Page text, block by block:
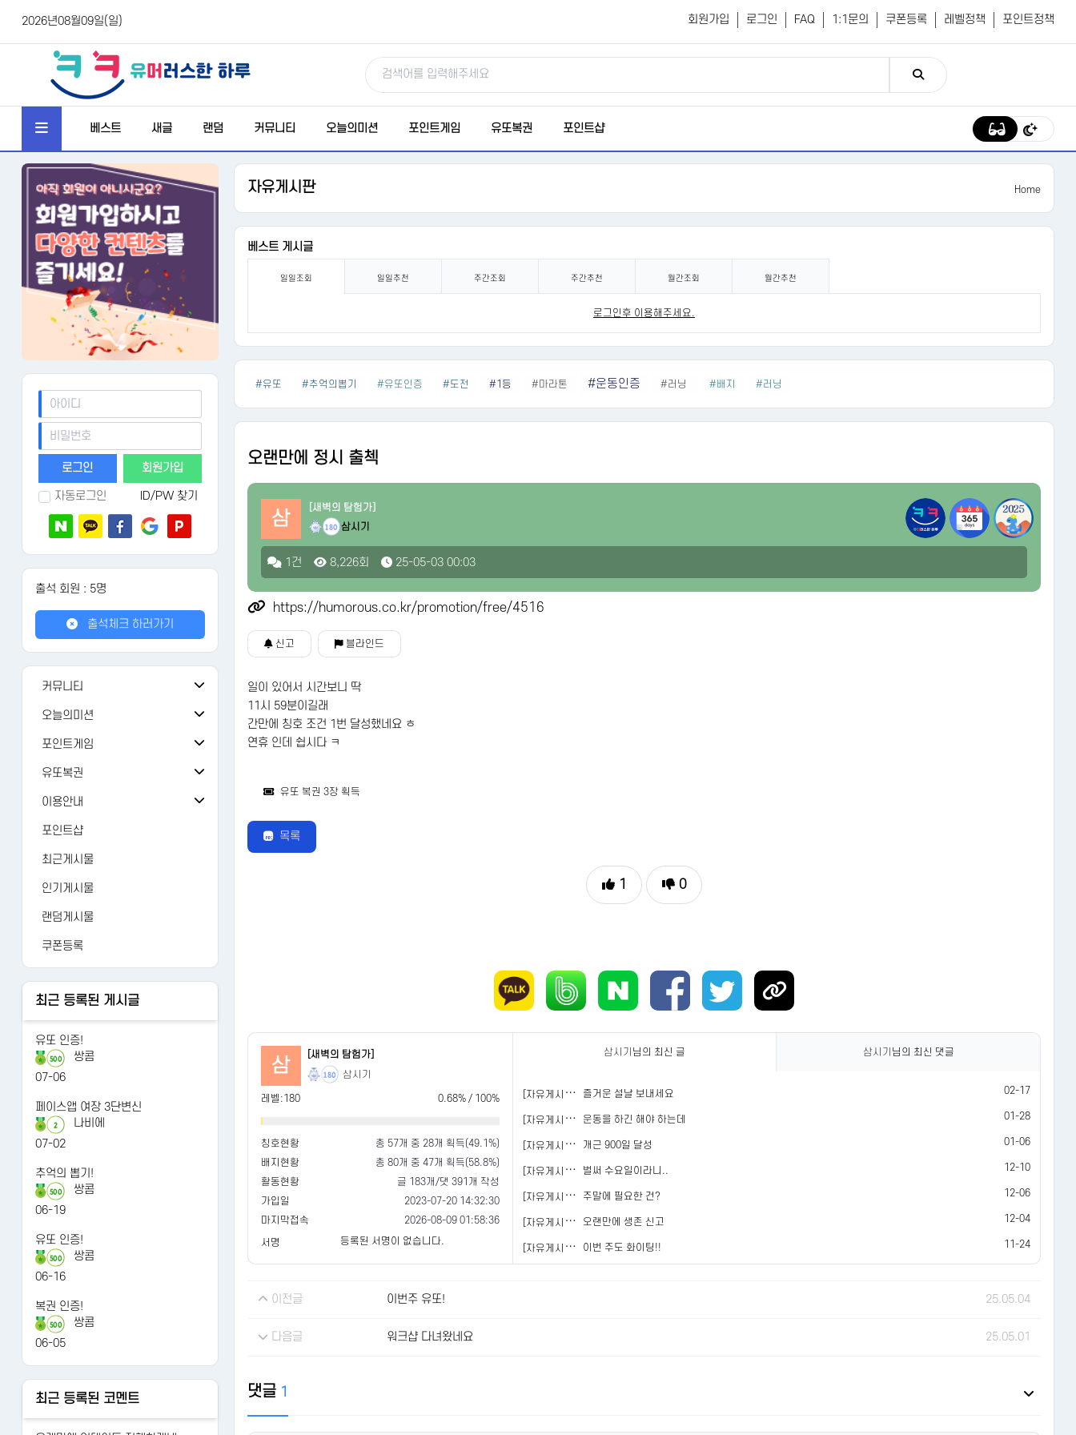
2026년08월09일(일) 회원가입 로그인 FAQ 1:1문의 쿠폰등록 레벨정책 포인트정책
베스트 새글 랜덤 커뮤니티 오늘의미션 포인트게임 유또복권 포인트샵
회원가입
자동로그인 ID/PW 찾기
출석 회원 : 5명
출석체크 하러가기
커뮤니티
공지사항
버그/건의
가입인사
자유게시판
유머
AI 갤러리
연예인
오늘의미션
오늘의 출석
오늘의 미션
추억의 뽑기
오늘의 룰렛
오늘의 복권
오늘의 카트
오늘의 로또
포인트게임
검 강화
주사위
주사위ver-2
가위바위보
사다리홀짝
사다리게임
유또복권
유또복권
내 유또
당첨번호
수동등록
당첨조회
당첨분석
이용안내
FAQ
1:1문의
레벨정책
포인트정책
이용약관
개인정보처리방침
포인트샵
최근게시물
인기게시물
랜덤게시물
쿠폰등록
최근 등록된 게시글
유또 인증!
500
쌍콤
07-06
페이스앱 여장 3단변신
2
나비에
07-02
추억의 뽑기!
500
쌍콤
06-19
유또 인증!
500
쌍콤
06-16
복권 인증!
500
쌍콤
06-05
최근 등록된 코멘트
자유게시판 Home
베스트 게시글
일일조회 일일추천 주간조회 주간추천 월간조회 월간추천
로그인후 이용해주세요.
#유또 #추억의뽑기 #유또인증 #도전 #1등 #마라톤 #운동인증 #러닝 #배지 #러닝
오랜만에 정시 출첵
삼 [새벽의 탐험가]
180 삼시기
1건 8,226회 25-05-03 00:03
https://humorous.co.kr/promotion/free/4516
신고 블라인드
일이 있어서 시간보니 딱
11시 59분이길래
간만에 칭호 조건 1번 달성했네요 ㅎ
연휴 인데 쉽시다 ㅋ
유또 복권 3장 획득
목록
1 0
삼
[새벽의 탐험가]
180 삼시기
레벨:180 0.68% / 100%
칭호현황
총 57개 중 28개 획득(49.1%)
배지현황
총 80개 중 47개 획득(58.8%)
활동현황
글 183개/댓 391개 작성
가입일
2023-07-20 14:32:30
마지막접속
2026-08-09 01:58:36
서명
등록된 서명이 없습니다.
삼시기 님의 최신 글 삼시기 님의 최신 댓글
[
자유게시판] 즐거운 설날 보내세요 02-17
[
자유게시판] 운동을 하긴 해야 하는데 01-28
[
자유게시판] 개근 900일 달성 01-06
[
자유게시판] 벌써 수요일이라니.. 12-10
[
자유게시판] 주말에 필요한 건? 12-06
[
자유게시판] 오랜만에 생존 신고 12-04
[
자유게시판] 이번 주도 화이팅!! 11-24
이전글 이번주 유또! 25.05.04
다음글 워크샵 다녀왔네요 25.05.01
댓글1